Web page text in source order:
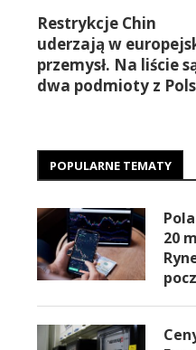
Restrykcje Chin
uderzają w
przemysł. Na liście
dwa podmioty z
POPULARNE TEMATY
20